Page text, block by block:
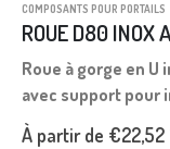
COMPOSANTS POUR PORTAILS
Roue à gorge en U
avec support pour
À partir de €22,52